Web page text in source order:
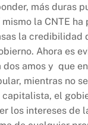
más duras
la CNTE ha
la credibilidad
Ahora es
dos amos y que
mientras no
el
los intereses de